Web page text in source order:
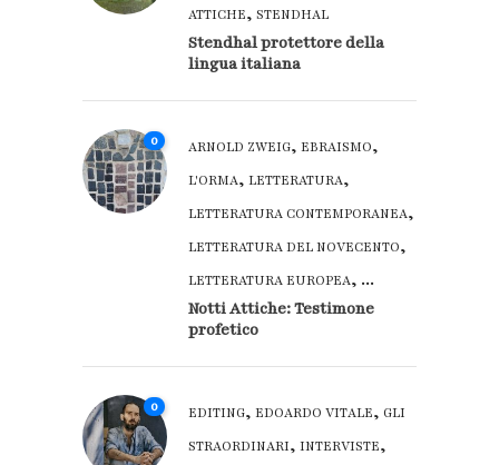
ATTICHE, STENDHAL
Stendhal protettore della
lingua italiana
0 ARNOLD ZWEIG, EBRAISMO,
L'ORMA, LETTERATURA,
LETTERATURA CONTEMPORANEA,
LETTERATURA DEL NOVECENTO,
LETTERATURA EUROPEA, ...
Notti Attiche: Testimone
profetico
0 EDITING, EDOARDO VITALE, GLI
STRAORDINARI, INTERVISTE,